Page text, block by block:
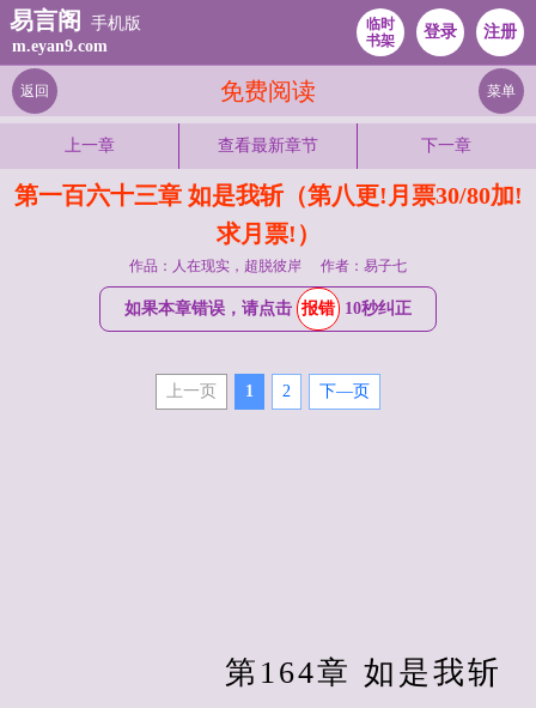
易言阁
手机版
m.eyan9.com
临时
书架
登录 注册
免费阅读
返回 菜单
上一章 查看最新章节 下一章
第一百六十三章 如是我斩（第八更!月票30/80加!
求月票!）
作品：人在现实，超脱彼岸 作者：易子七
如果本章错误，请点击 报错 10秒纠正
上一页 1 2 下—页
第164章 如是我斩